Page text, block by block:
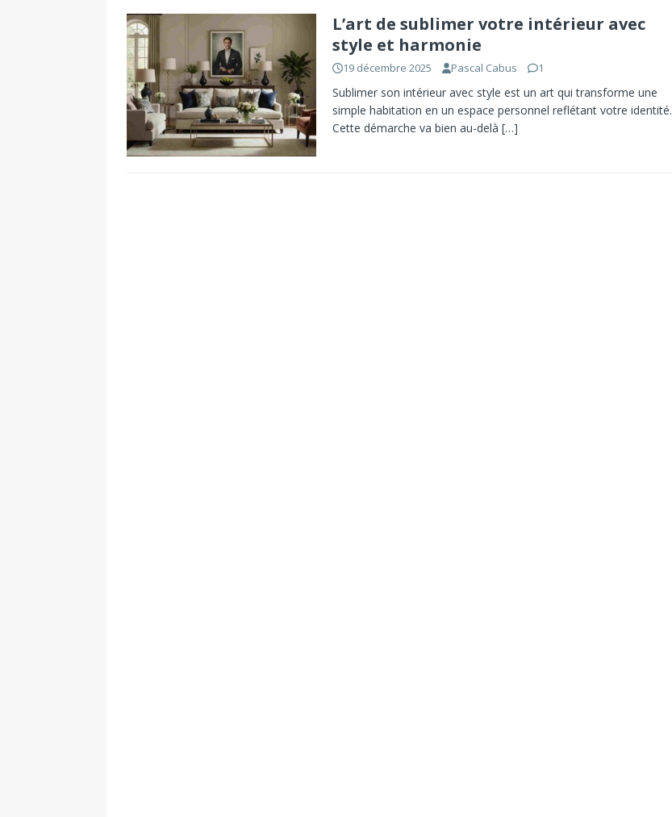
L’art de sublimer votre intérieur avec
style et harmonie
19 décembre 2025 Pascal Cabus 1
Sublimer son intérieur avec style est un art qui transforme une
simple habitation en un espace personnel reflétant votre identité.
Cette démarche va bien au-delà […]